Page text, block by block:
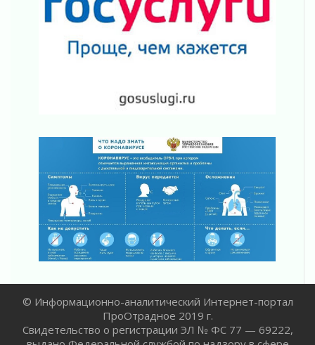
03 августа 2026
Уроки безопасности для детей и взрослых
03 августа 2026
Ленобласть отмечает День Воздушно-
«Активное лето»
Ленобласть отметила заслуги жителей перед
регионом и страной
Ладога — не пруд
02 августа 2026
ПСК через Гослуслуги напомнит жителям
Ленинградской области о неоплаченных
счетах
02 августа 2026
Пропавшего подростка нашли в Кировском
районе Ленобласти
02 августа 2026
Жителям Ленобласти напомнили, как
© Информационно-аналитический Интернет-портал
ПроОтрадное 2019 г.
Свидетельство о регистрации ЭЛ № ФС 77 — 69222,